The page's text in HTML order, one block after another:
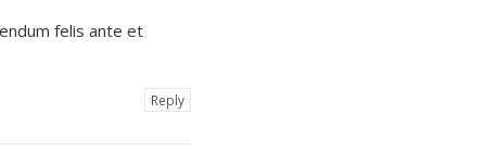
felis ante et
Reply